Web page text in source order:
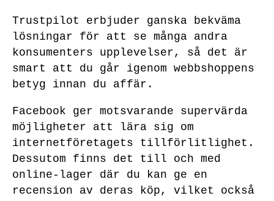
Trustpilot erbjuder ganska bekväma
lösningar för att se många andra
konsumenters upplevelser, så det är
smart att du går igenom webbshoppens
betyg innan du affär.
Facebook ger motsvarande supervärda
möjligheter att lära sig om
internetföretagets tillförlitlighet.
Dessutom finns det till och med
online-lager där du kan ge en
recension av deras köp, vilket också